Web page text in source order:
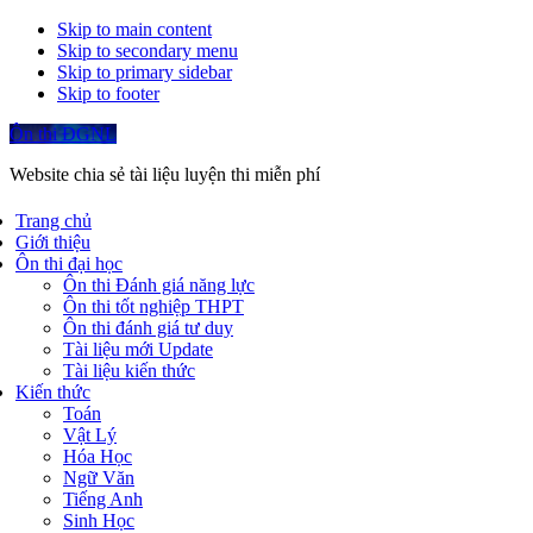
Skip to main content
Skip to secondary menu
Skip to primary sidebar
Skip to footer
Ôn thi ĐGNL
Website chia sẻ tài liệu luyện thi miễn phí
Trang chủ
Giới thiệu
Ôn thi đại học
Ôn thi Đánh giá năng lực
Ôn thi tốt nghiệp THPT
Ôn thi đánh giá tư duy
Tài liệu mới Update
Tài liệu kiến thức
Kiến thức
Toán
Vật Lý
Hóa Học
Ngữ Văn
Tiếng Anh
Sinh Học